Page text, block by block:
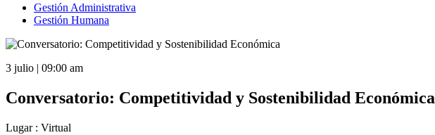
Gestión Administrativa
Gestión Humana
3 julio | 09:00 am
Conversatorio: Competitividad y Sostenibilidad Económica
Lugar : Virtual